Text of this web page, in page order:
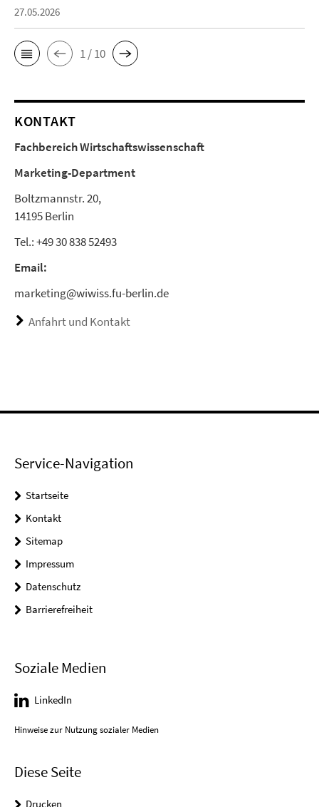
27.05.2026
1 / 10
KONTAKT
Fachbereich Wirtschaftswissenschaft
Marketing-Department
Boltzmannstr. 20,
14195 Berlin
Tel.: +49 30 838 52493
Email:
marketing@wiwiss.fu-berlin.de
Anfahrt und Kontakt
Service-Navigation
Startseite
Kontakt
Sitemap
Impressum
Datenschutz
Barrierefreiheit
Soziale Medien
LinkedIn
Hinweise zur Nutzung sozialer Medien
Diese Seite
Drucken